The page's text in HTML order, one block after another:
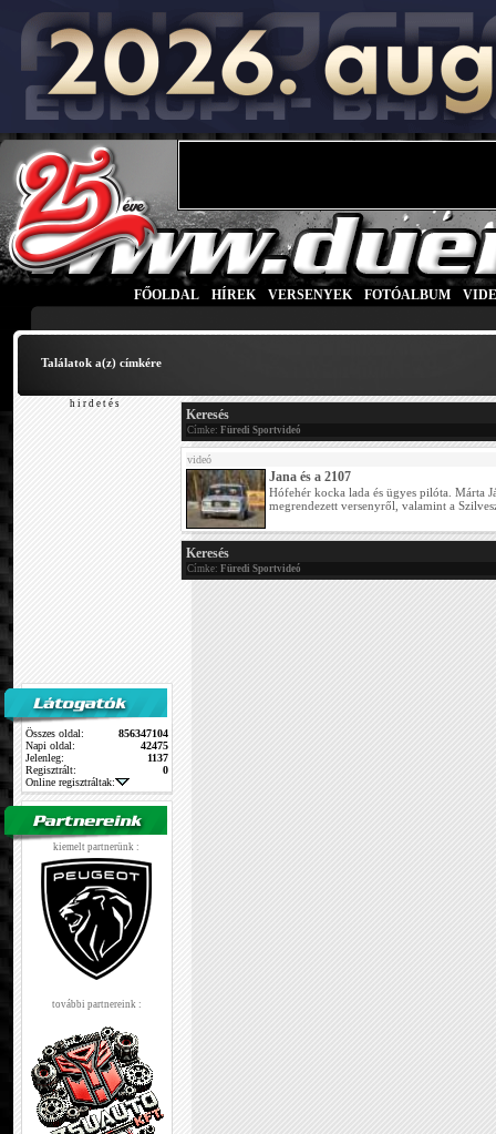
FŐOLDAL HÍREK VERSENYEK FOTÓALBUM
Találatok a(z)címkére
h i r d e t é s
Összes oldal:
856347104
Napi oldal:
42475
Jelenleg:
1137
Regisztrált:
0
Online regisztráltak:
kiemelt partnerünk :
további partnereink :
Keresés
Címke: Füredi Sportvideó
videó
Jana és a 2107
Hófehér kocka lada és ügyes pilóta. Márta
megrendezett versenyről, valamint a
Keresés
Címke: Füredi Sportvideó